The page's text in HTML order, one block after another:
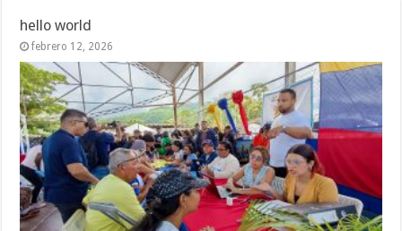
hello world
febrero 12, 2026